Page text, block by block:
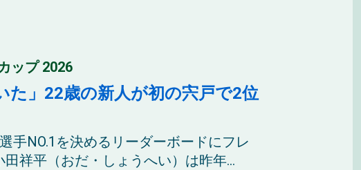
ップ 2026
た」22歳の新人が初の宍戸で2位
手NO.1を決めるリーダーボードにフレ
祥平（おだ・しょうへい）は昨年...